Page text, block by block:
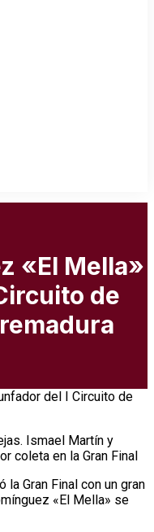
«El Mella»
de
Ismael Martín y
coleta en la Gran Final
la Gran Final con un gran
«El Mella» se